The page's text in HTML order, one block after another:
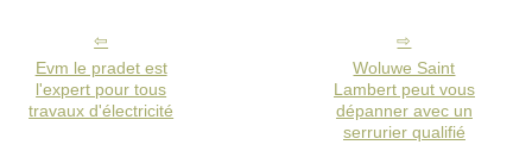
Evm le pradet est
l'expert pour tous
travaux d'électricité
Woluwe Saint
Lambert peut vous
dépanner avec un
serrurier qualifié